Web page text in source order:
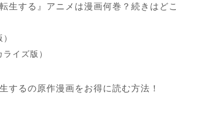
生する』アニメは漫画何巻？続きはどこ
イズ版）
するの原作漫画をお得に読む方法！